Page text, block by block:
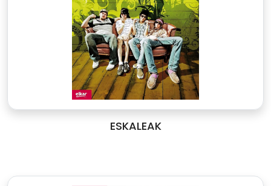
ESKALEAK